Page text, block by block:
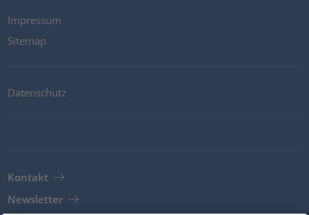
Impressum
Sitemap
Datenschutz
Kontakt
Newsletter